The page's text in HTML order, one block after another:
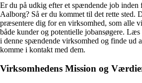
Er du på udkig efter et spændende job inden
Aalborg? Så er du kommet til det rette sted.
præsentere dig for en virksomhed, som alle
både kunder og potentielle jobansøgere.
i denne spændende virksomhed og finde ud
komme i kontakt med dem.
Virksomhedens Mission og